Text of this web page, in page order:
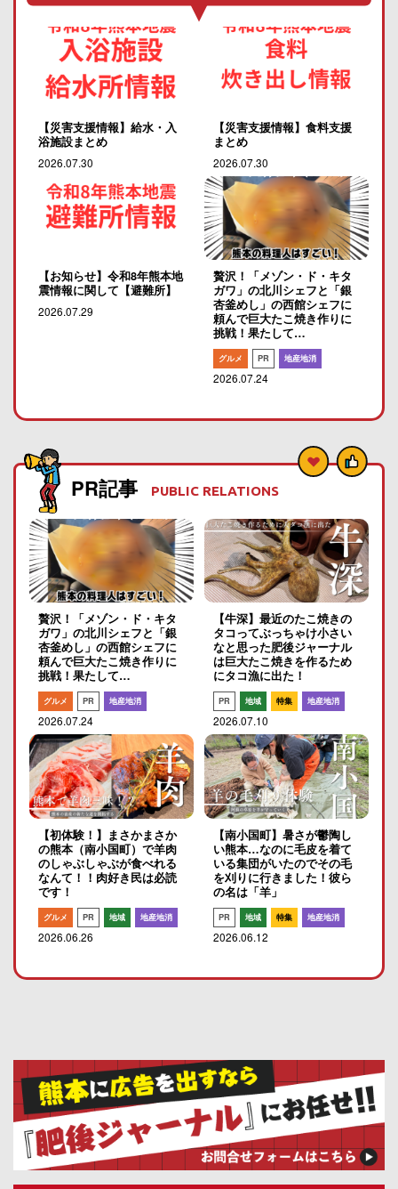
【災害支援情報】給水・入
浴施設まとめ
2026.07.30
【災害支援情報】食料支援
まとめ
2026.07.30
【お知らせ】令和8年熊本地
震情報に関して【避難所】
2026.07.29
贅沢！「メゾン・ド・キタ
ガワ」の北川シェフと「銀
杏釜めし」の西館シェフに
頼んで巨大たこ焼き作りに
挑戦！果たして…
グルメ PR 地産地消
2026.07.24
PR記事 PUBLIC RELATIONS
贅沢！「メゾン・ド・キタ
ガワ」の北川シェフと「銀
杏釜めし」の西館シェフに
頼んで巨大たこ焼き作りに
挑戦！果たして…
グルメ PR 地産地消
2026.07.24
【牛深】最近のたこ焼きの
タコってぶっちゃけ小さい
なと思った肥後ジャーナル
は巨大たこ焼きを作るため
にタコ漁に出た！
PR 地域 特集 地産地消
2026.07.10
【初体験！】まさかまさか
の熊本（南小国町）で羊肉
のしゃぶしゃぶが食べれる
なんて！！肉好き民は必読
です！
グルメ PR 地域 地産地消
2026.06.26
【南小国町】暑さが鬱陶し
い熊本…なのに毛皮を着て
いる集団がいたのでその毛
を刈りに行きました！彼ら
の名は「羊」
PR 地域 特集 地産地消
2026.06.12